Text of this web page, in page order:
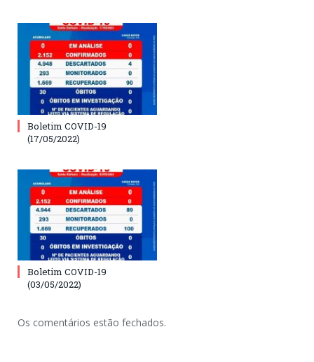
Boletim COVID-19
(17/05/2022)
Boletim COVID-19
(03/05/2022)
Os comentários estão fechados.